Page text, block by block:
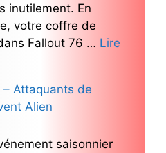
inutilement. En
votre coffre de
Fallout 76 … Lire
– Attaquants de
Alien
saisonnier